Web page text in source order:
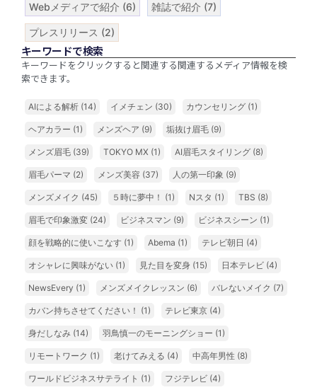
Webメディアで紹介 (6) 雑誌で紹介 (7)
プレスリリース (2)
キーワードで検索
キーワードをクリックすると関連する関連するメディア情報を検
索できます。
AIによる解析 (14) イメチェン (30) カウンセリング (1)
ヘアカラー (1) メンズヘア (9) 垢抜け眉毛 (9)
メンズ眉毛 (39) TOKYO MX (1) AI眉毛スタイリング (8)
眉毛パーマ (2) メンズ美容 (37) 人の第一印象 (9)
メンズメイク (45) ５時に夢中！ (1) Nスタ (1) TBS (8)
眉毛で印象激変 (24) ビジネスマン (9) ビジネスシーン (1)
顔を戦略的に使いこなす (1) Abema (1) テレビ朝日 (4)
オシャレに興味がない (1) 見た目を変身 (15) 日本テレビ (4)
NewsEvery (1) メンズメイクレッスン (6) バレないメイク (7)
カバン持ちさせてください！ (1) テレビ東京 (4)
身だしなみ (14) 羽鳥慎一のモーニングショー (1)
リモートワーク (1) 老けてみえる (4) 中高年男性 (8)
ワールドビジネスサテライト (1) フジテレビ (4)